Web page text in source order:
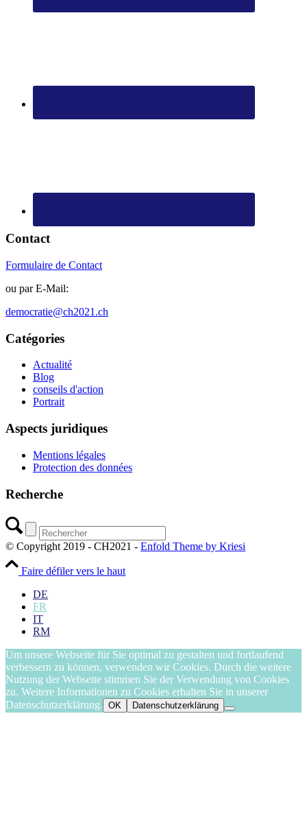
Contact
Formulaire de Contact
ou par E-Mail:
democratie@ch2021.ch
Catégories
Actualité
Blog
conseils d'action
Portrait
Aspects juridiques
Mentions légales
Protection des données
Recherche
© Copyright 2019 - CH2021 - Enfold Theme by Kriesi
Faire défiler vers le haut
DE
FR
IT
RM
Um unsere Webseite für Sie optimal zu gestalten und fortlaufend
verbessern zu können, verwenden wir Cookies. Durch die weitere
Nutzung der Webseite stimmen Sie der Verwendung von Cookies
zu. Weitere Informationen zu Cookies erhalten Sie in unserer
Datenschutzerklärung. OK Datenschutzerklärung